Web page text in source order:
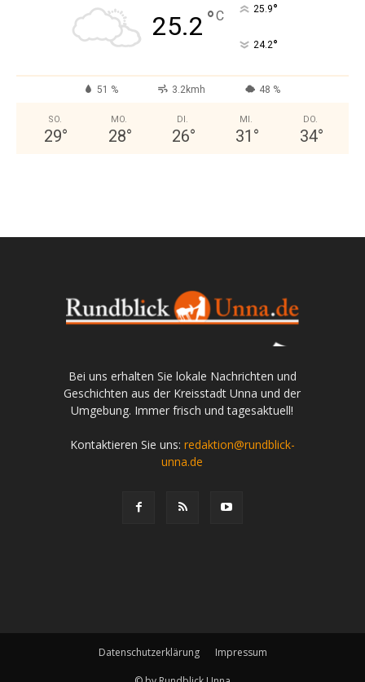
25.2 °C 25.9°
24.2°
51 % 3.2kmh 48 %
SO.
29°
MO.
28°
DI.
26°
MI.
31 °
DO.
34°
Bei uns erhalten Sie lokale Nachrichten und
Geschichten aus der Kreisstadt Unna und der
Umgebung. Immer frisch und tagesaktuell!
Kontaktieren Sie uns: redaktion@rundblick-
unna.de
Datenschutzerklärung Impressum